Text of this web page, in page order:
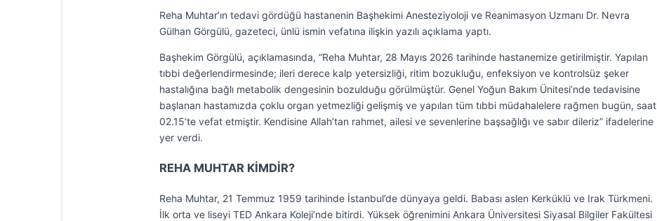
Reha Muhtar’ın tedavi gördüğü hastanenin Başhekimi Anesteziyoloji ve Reanimasyon Uzmanı Dr. Nevra
Gülhan Görgülü, gazeteci, ünlü ismin vefatına ilişkin yazılı açıklama yaptı.
Başhekim Görgülü, açıklamasında, “Reha Muhtar, 28 Mayıs 2026 tarihinde hastanemize getirilmiştir. Yapılan
tıbbi değerlendirmesinde; ileri derece kalp yetersizliği, ritim bozukluğu, enfeksiyon ve kontrolsüz şeker
hastalığına bağlı metabolik dengesinin bozulduğu görülmüştür. Genel Yoğun Bakım Ünitesi’nde tedavisine
başlanan hastamızda çoklu organ yetmezliği gelişmiş ve yapılan tüm tıbbi müdahalelere rağmen bugün, saat
02.15’te vefat etmiştir. Kendisine Allah’tan rahmet, ailesi ve sevenlerine başsağlığı ve sabır dileriz” ifadelerine
yer verdi.
REHA MUHTAR KİMDİR?
Reha Muhtar, 21 Temmuz 1959 tarihinde İstanbul’de dünyaya geldi. Babası aslen Kerküklü ve Irak Türkmeni.
İlk orta ve liseyi TED Ankara Koleji’nde bitirdi. Yüksek öğrenimini Ankara Üniversitesi Siyasal Bilgiler Fakültesi